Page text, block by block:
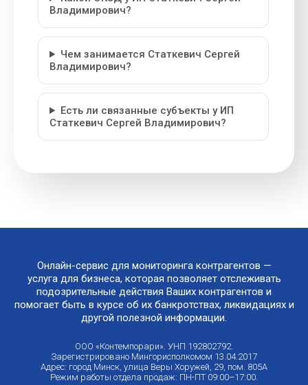
Владимирович?
Чем занимается Статкевич Сергей
Владимирович?
Есть ли связанные субъекты у ИП
Статкевич Сергей Владимирович?
Онлайн-сервис для мониторинга контрагентов —
услуга для бизнеса, которая позволяет отслеживать
подозрительные действия Ваших контрагентов и
помогает быть в курсе об их банкротствах, ликвидациях и
другой полезной информации.
ООО «Контемпорари». УНП 192802792.
Зарегистрировано Мингорисполкомом 13.04.2017
Адрес: город Минск, улица Веры Хоружей, 29, пом. 805А
Режим работы отдела продаж: ПН-ПТ 09:00–17:00.